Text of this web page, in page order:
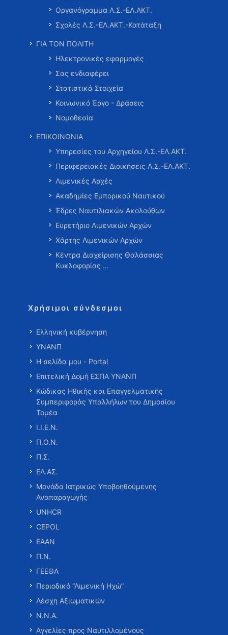
Οργανόγραμμα Λ.Σ.-ΕΛ.ΑΚΤ.
Σχολές Λ.Σ.-ΕΛ.ΑΚΤ.-Κατάταξη
ΓΙΑ ΤΟΝ ΠΟΛΙΤΗ
Ηλεκτρονικές εφαρμογές
Σας ενδιαφέρει
Στατιστικά Στοιχεία
Κοινωνικό Έργο - Δράσεις
Νομοθεσία
ΕΠΙΚΟΙΝΩΝΙΑ
Υπηρεσίες του Αρχηγείου Λ.Σ.-ΕΛ.ΑΚΤ.
Περιφερειακές Διοικήσεις Λ.Σ.-ΕΛ.ΑΚΤ.
Λιμενικές Αρχές
Ακαδημίες Εμπορικού Ναυτικού
Έδρες Ναυτιλιακών Ακολούθων
Ευρετήριο Λιμενικών Αρχών
Χάρτης Λιμενικών Αρχών
Κέντρα Διαχείρισης Θαλάσσιας
Κυκλοφορίας …
Χρήσιμοι σύνδεσμοι
Ελληνική κυβέρνηση
ΥΝΑΝΠ
Η σελίδα μου - Portal
Επιτελική Δομή ΕΣΠΑ ΥΝΑΝΠ
Κώδικας Ηθικής και Επαγγελματικής
Συμπεριφοράς Υπαλλήλων του Δημοσίου
Τομέα
Ι.Ι.Ε.Ν.
Π.Ο.Ν.
Π.Σ.
ΕΛ.ΑΣ.
Μονάδα Ιατρικώς Υποβοηθούμενης
Αναπαραγωγής
UNHCR
CEPOL
ΕΑΑΝ
Π.Ν.
ΓΕΕΘΑ
Περιοδικό “Λιμενική Ηχώ”
Λέσχη Αξιωματικών
Ν.Ν.Α.
Αγγελίες προς Ναυτιλλομένους